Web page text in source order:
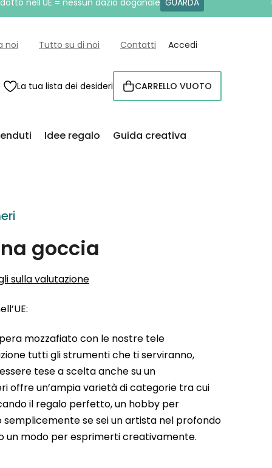
nell'UE = nessun dazio doganale GUARDA
noi Tutto su di noi Contatti Accedi
La tua lista dei desideri CARRELLO
CARRELLO VUOTO
Idee regalo Guida creativa
goccia
sulla valutazione
mozzafiato con le nostre tele
tutti gli strumenti che ti serviranno,
tese a scelta anche su un
offre un’ampia varietà di categorie tra cui
il regalo perfetto, un hobby per
se sei un artista nel profondo
un modo per esprimerti creativamente.